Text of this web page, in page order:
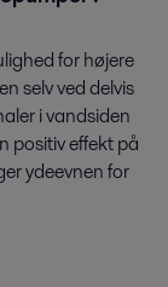
for højere
selv ved delvis
i vandsiden
positiv effekt på
ydeevnen for